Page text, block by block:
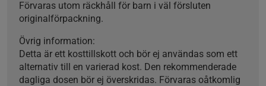
Förvaras utom räckhåll för barn i väl försluten
originalförpackning.
Övrig information:
Detta är ett kosttillskott och bör ej användas som ett
alternativ till en varierad kost. Den rekommenderade
dagliga dosen bör ej överskridas. Förvaras oåtkomlig